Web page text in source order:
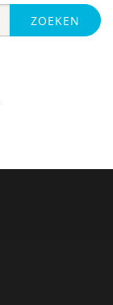
ZOEKEN